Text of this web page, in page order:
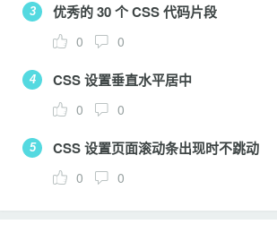
3 优秀的 30 个 CSS 代码片段
0 0
4 CSS 设置垂直水平居中
0 0
5 CSS 设置页面滚动条出现时不跳动
0 0